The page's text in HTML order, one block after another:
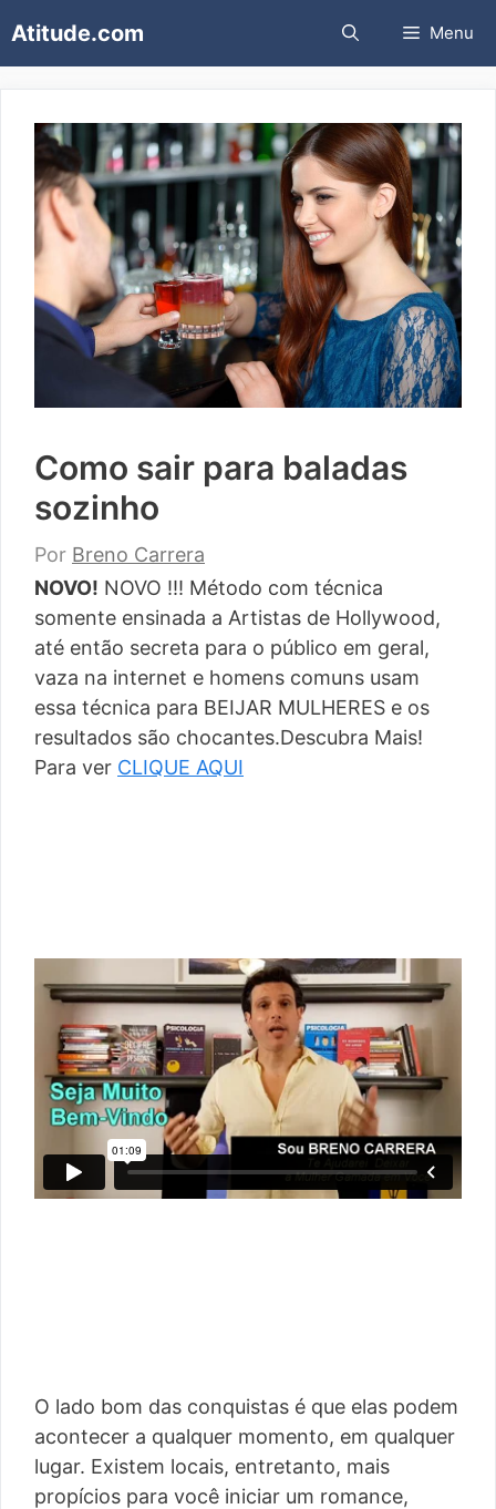
para
o
Atitude.com Menu
Como sair para baladas
sozinho
Por Breno Carrera
NOVO! NOVO !!! Método com técnica
somente ensinada a Artistas de Hollywood,
até então secreta para o público em geral,
vaza na internet e homens comuns usam
essa técnica para BEIJAR MULHERES e os
resultados são chocantes.Descubra Mais!
Para ver CLIQUE AQUI
O lado bom das conquistas é que elas podem
acontecer a qualquer momento, em qualquer
lugar. Existem locais, entretanto, mais
propícios para você iniciar um romance,